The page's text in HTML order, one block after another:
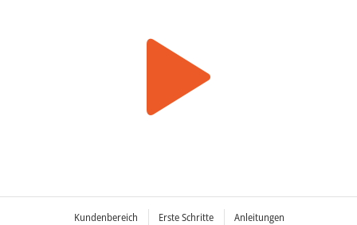
Kundenbereich Erste Schritte Anleitungen